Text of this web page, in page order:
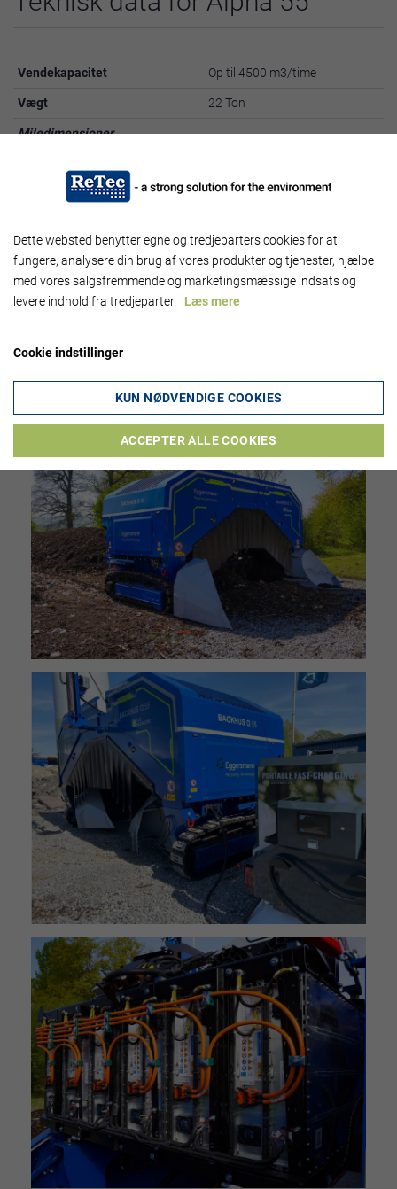
Vendekapacitet Op til 4500 m3/time
Vægt 22 Ton
Miledimensioner
Med XL-sporrensere 5,8 m
Brochure
Download brochure om Backhus Alpha 55.
Billeder
Dette websted benytter egne og tredjeparters cookies for at
fungere, analysere din brug af vores produkter og tjenester, hjælpe
med vores salgsfremmende og marketingsmæssige indsats og
levere indhold fra tredjeparter. Læs mere
Cookie indstillinger
KUN NØDVENDIGE COOKIES
ACCEPTER ALLE COOKIES